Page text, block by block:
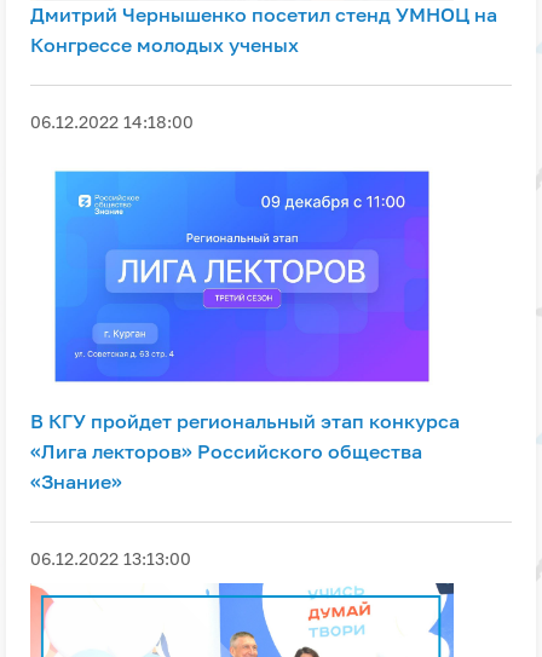
Дмитрий Чернышенко посетил стенд УМНОЦ на
Конгрессе молодых ученых
06.12.2022 14:18:00
В КГУ пройдет региональный этап конкурса
«Лига лекторов» Российского общества
«Знание»
06.12.2022 13:13:00